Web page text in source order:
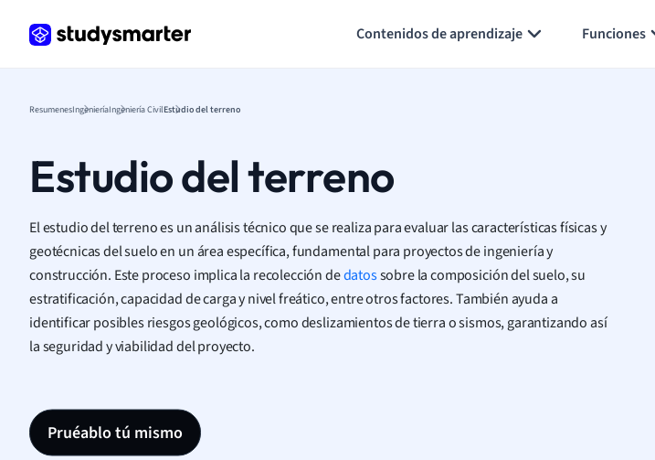
Contenidos de aprendizaje Funciones
ResumenesIngenieríaIngeniería CivilEstudio del terreno
Estudio del terreno
El estudio del terreno es un análisis técnico que se realiza para evaluar las características físicas y
geotécnicas del suelo en un área específica, fundamental para proyectos de ingeniería y
construcción. Este proceso implica la recolección dedatossobre la composición del suelo, su
estratificación, capacidad de carga y nivel freático, entre otros factores. También ayuda a
identificar posibles riesgos geológicos, como deslizamientos de tierra o sismos, garantizando así
la seguridad y viabilidad del proyecto.
Pruéablo tú mismo